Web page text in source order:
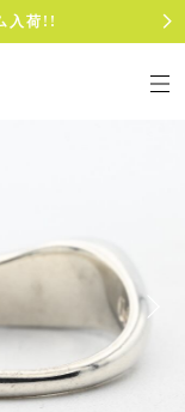
入荷!!